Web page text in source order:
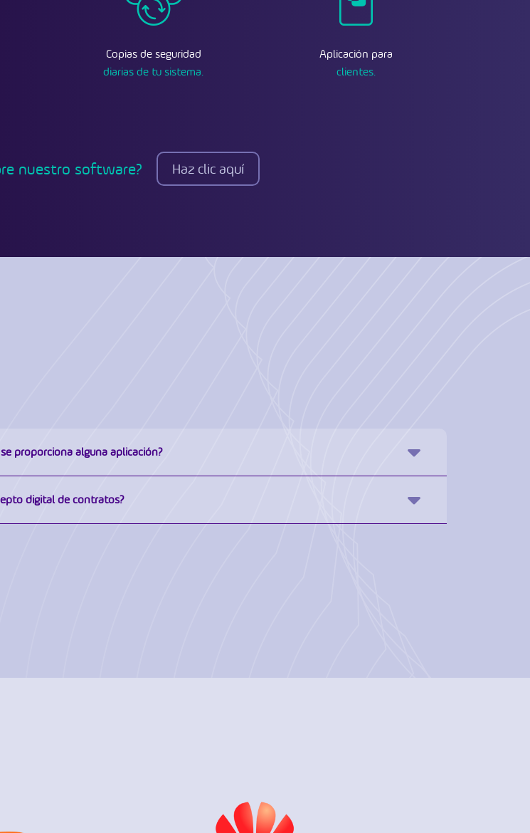
Copias de seguridad
diarias de tu sistema.
Aplicación para
clientes.
nuestro software? Haz clic aquí
proporciona alguna aplicación?
la segunda vía de boletos, abrir tickets y hacer recomendaciones. La otra
otros.
digital de contratos?